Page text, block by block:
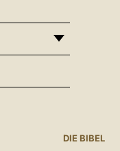
DIE BIBEL